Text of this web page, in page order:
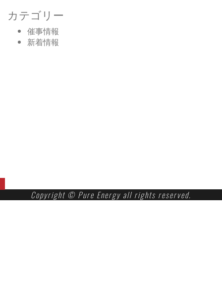
カテゴリー
催事情報
新着情報
Copyright © Pure Energy all rights reserved.